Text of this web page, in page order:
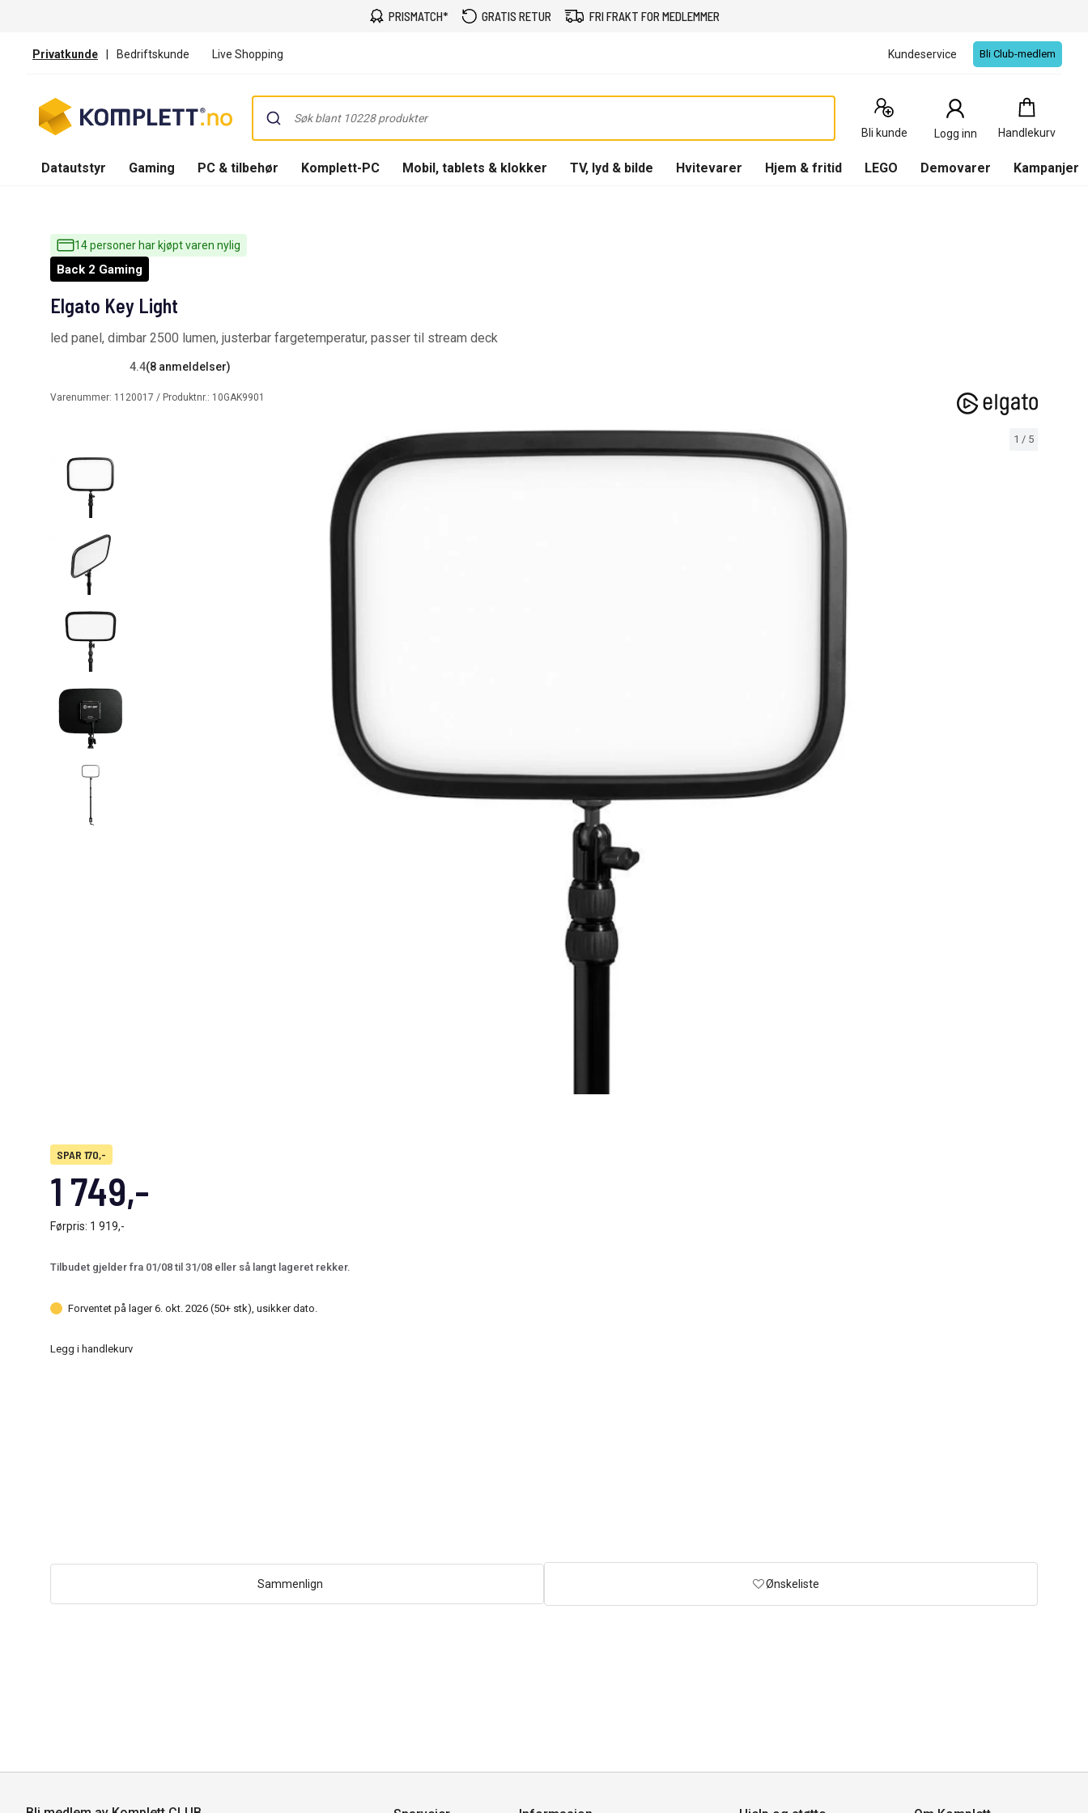
PRISMATCH* GRATIS RETUR FRI FRAKT FOR MEDLEMMER
Privatkunde | Bedriftskunde Live Shopping Kundeservice Bli Club-medlem
Bli kunde Logg inn Handlekurv
Handlekurv
0
Produkter
Datautstyr Gaming PC & tilbehør Komplett-PC Mobil, tablets & klokker TV, lyd & bilde Hvitevarer Hjem & fritid LEGO Demovarer Kampanjer
14 personer har kjøpt varen nylig
1 / 5
Back 2 Gaming
Elgato Key Light
led panel, dimbar 2500 lumen, justerbar fargetemperatur, passer til stream deck
4.4(8 anmeldelser)
Varenummer: 1120017 / Produktnr.: 10GAK9901
SPAR 170,-
1 749,-
Førpris: 1 919,-
Tilbudet gjelder fra 01/08 til 31/08 eller så langt lageret rekker.
Forventet på lager 6. okt. 2026 (50+ stk), usikker dato.
Legg i handlekurv
Sammenlign Ønskeliste